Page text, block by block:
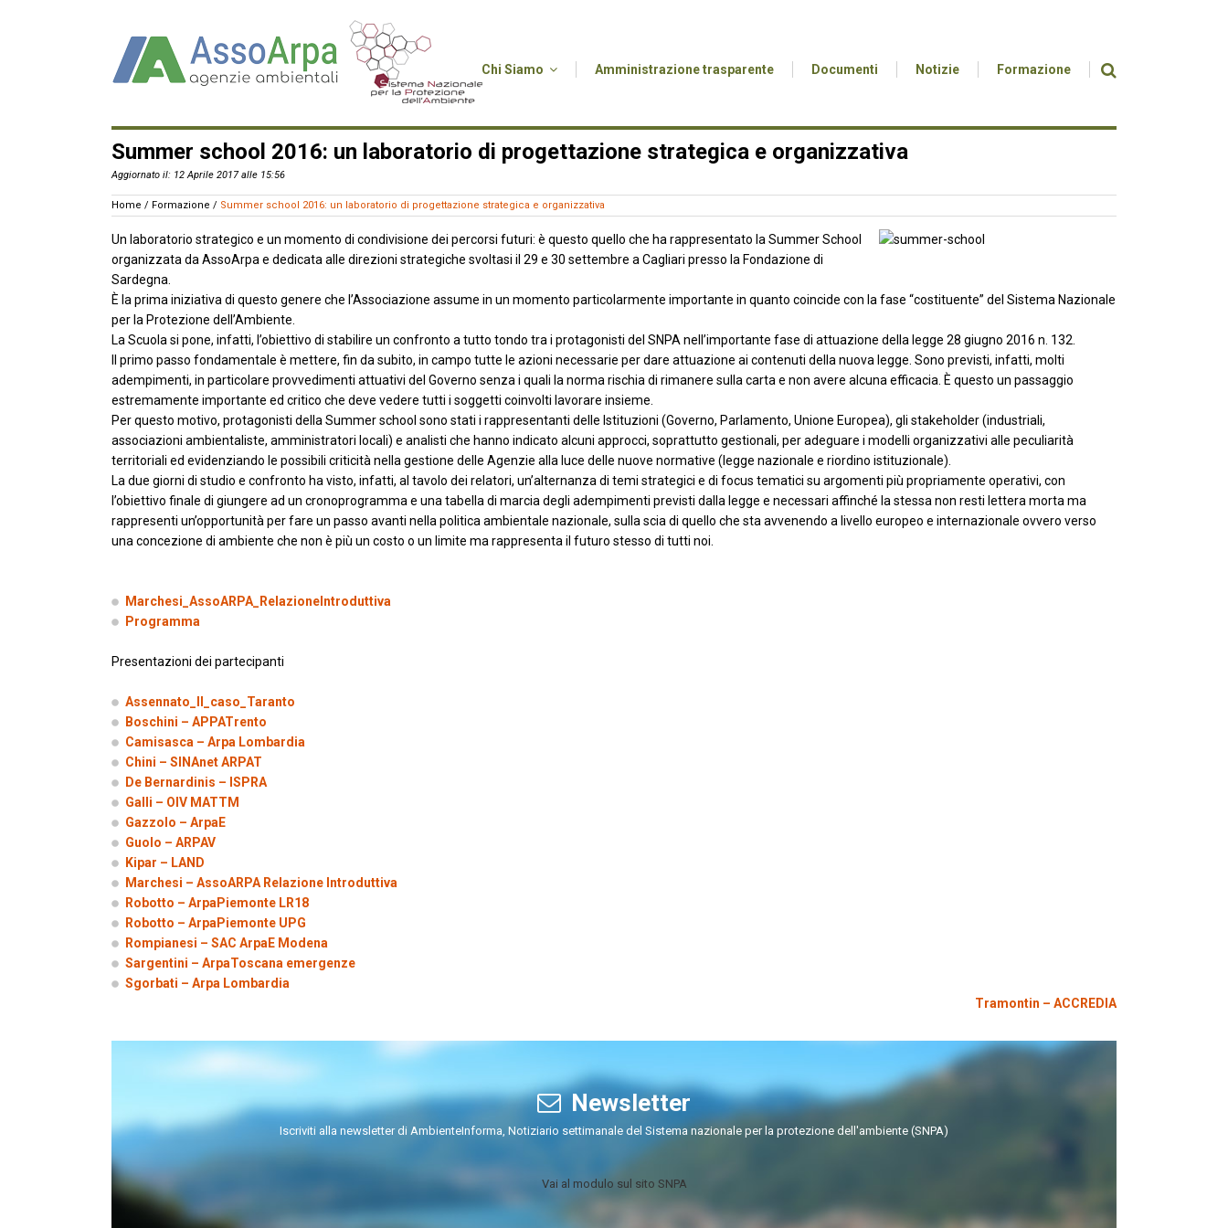
Chi Siamo Amministrazione trasparente Documenti Notizie Formazione
Summer school 2016: un laboratorio di progettazione strategica e organizzativa
Aggiornato il: 12 Aprile 2017 alle 15:56
Home / Formazione / Summer school 2016: un laboratorio di progettazione strategica e organizzativa
Un laboratorio strategico e un momento di condivisione dei percorsi futuri: è questo quello che ha rappresentato la Summer School
organizzata da AssoArpa e dedicata alle direzioni strategiche svoltasi il 29 e 30 settembre a Cagliari presso la Fondazione di
Sardegna.
È la prima iniziativa di questo genere che l’Associazione assume in un momento particolarmente importante in quanto coincide con la fase “costituente” del Sistema Nazionale
per la Protezione dell’Ambiente.
La Scuola si pone, infatti, l’obiettivo di stabilire un confronto a tutto tondo tra i protagonisti del SNPA nell’importante fase di attuazione della legge 28 giugno 2016 n. 132.
Il primo passo fondamentale è mettere, fin da subito, in campo tutte le azioni necessarie per dare attuazione ai contenuti della nuova legge. Sono previsti, infatti, molti
adempimenti, in particolare provvedimenti attuativi del Governo senza i quali la norma rischia di rimanere sulla carta e non avere alcuna efficacia. È questo un passaggio
estremamente importante ed critico che deve vedere tutti i soggetti coinvolti lavorare insieme.
Per questo motivo, protagonisti della Summer school sono stati i rappresentanti delle Istituzioni (Governo, Parlamento, Unione Europea), gli stakeholder (industriali,
associazioni ambientaliste, amministratori locali) e analisti che hanno indicato alcuni approcci, soprattutto gestionali, per adeguare i modelli organizzativi alle peculiarità
territoriali ed evidenziando le possibili criticità nella gestione delle Agenzie alla luce delle nuove normative (legge nazionale e riordino istituzionale).
La due giorni di studio e confronto ha visto, infatti, al tavolo dei relatori, un’alternanza di temi strategici e di focus tematici su argomenti più propriamente operativi, con
l’obiettivo finale di giungere ad un cronoprogramma e una tabella di marcia degli adempimenti previsti dalla legge e necessari affinché la stessa non resti lettera morta ma
rappresenti un’opportunità per fare un passo avanti nella politica ambientale nazionale, sulla scia di quello che sta avvenendo a livello europeo e internazionale ovvero verso
una concezione di ambiente che non è più un costo o un limite ma rappresenta il futuro stesso di tutti noi.
Marchesi_AssoARPA_RelazioneIntroduttiva
Programma
Presentazioni dei partecipanti
Assennato_Il_caso_Taranto
Boschini – APPATrento
Camisasca – Arpa Lombardia
Chini – SINAnet ARPAT
De Bernardinis – ISPRA
Galli – OIV MATTM
Gazzolo – ArpaE
Guolo – ARPAV
Kipar – LAND
Marchesi – AssoARPA Relazione Introduttiva
Robotto – ArpaPiemonte LR18
Robotto – ArpaPiemonte UPG
Rompianesi – SAC ArpaE Modena
Sargentini – ArpaToscana emergenze
Sgorbati – Arpa Lombardia
Tramontin – ACCREDIA
Newsletter
Iscriviti alla newsletter di AmbienteInforma, Notiziario settimanale del Sistema nazionale per la protezione dell'ambiente (SNPA)
Vai al modulo sul sito SNPA